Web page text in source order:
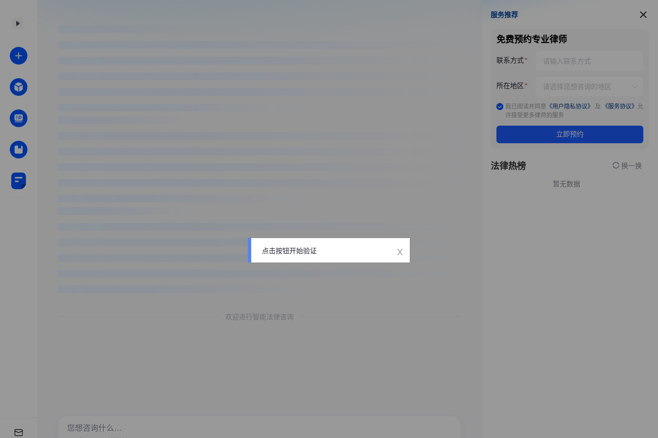
欢迎进行智能法律咨询
服务推荐
服务推荐
免费预约专业律师
联系方式
所在地区
我已阅读并同意 《用户隐私协议》 及 《服务协议》 允
许接受更多律师的服务
立即预约
法律热榜 换一换
暂无数据
点击按钮开始验证 x